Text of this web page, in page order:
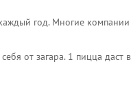
год. Многие компании
от загара. 1 пицца даст